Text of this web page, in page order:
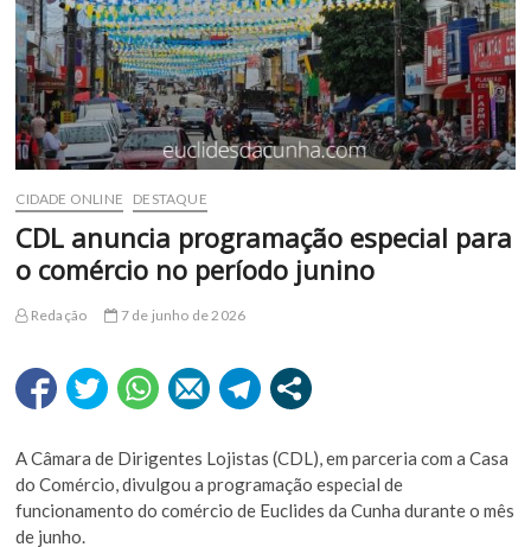
CIDADE ONLINE DESTAQUE
CDL anuncia programação especial para
o comércio no período junino
Redação 7 de junho de 2026
A Câmara de Dirigentes Lojistas (CDL), em parceria com a Casa
do Comércio, divulgou a programação especial de
funcionamento do comércio de Euclides da Cunha durante o mês
de junho.